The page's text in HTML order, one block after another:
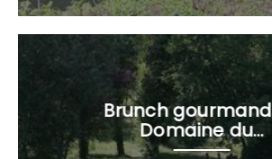
Brunch
Domaine du...